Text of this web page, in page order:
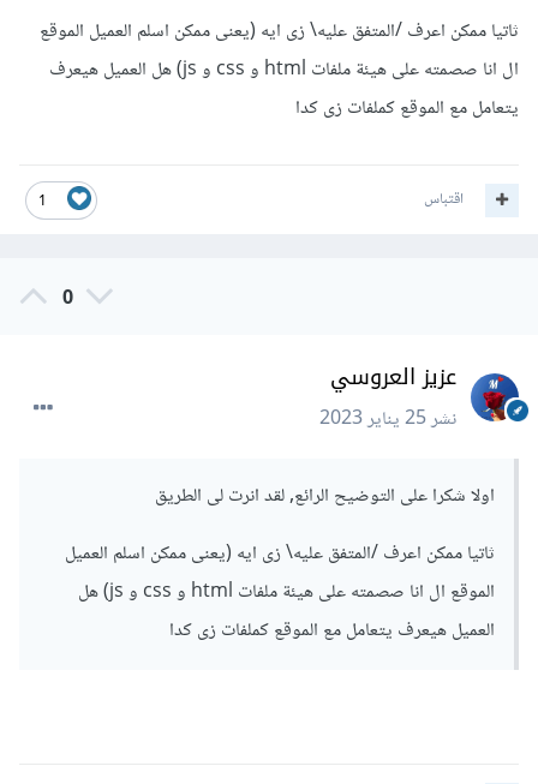
ثاتيا ممكن اعرف /المتفق عليه\ زى ايه (يعنى ممكن اسلم العميل الموقع
ال انا صصمته على هيئة ملفات html و css و js) هل العميل هيعرف
يتعامل مع الموقع كملفات زى كدا
1 اقتباس
0
عزيز العروسي
نشر25 يناير 2023
اولا شكرا على التوضيح الرائع, لقد انرت لى الطريق
ثاتيا ممكن اعرف /المتفق عليه\ زى ايه (يعنى ممكن اسلم العميل
الموقع ال انا صصمته على هيئة ملفات html و css و js) هل
العميل هيعرف يتعامل مع الموقع كملفات زى كدا